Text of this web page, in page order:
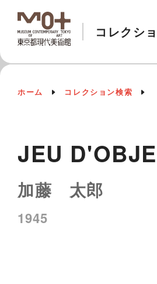
コレクシ
ホーム コレクション検索
JEU
加藤 太郎
1945